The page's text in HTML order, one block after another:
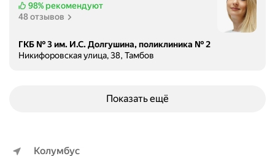
98% рекомендуют
48 отзывов
ГКБ № 3 им. И.С. Долгушина, поликлиника № 2
Никифоровская улица, 38, Тамбов
Показать ещё
Колумбус